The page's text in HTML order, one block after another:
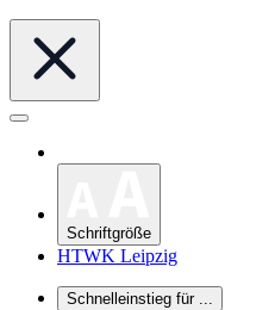
Schriftgröße
HTWK Leipzig
Schnelleinstieg für ...